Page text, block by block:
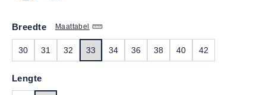
Maattabel
Breedte
30 31 32 33 34 36 38 40 42
Lengte